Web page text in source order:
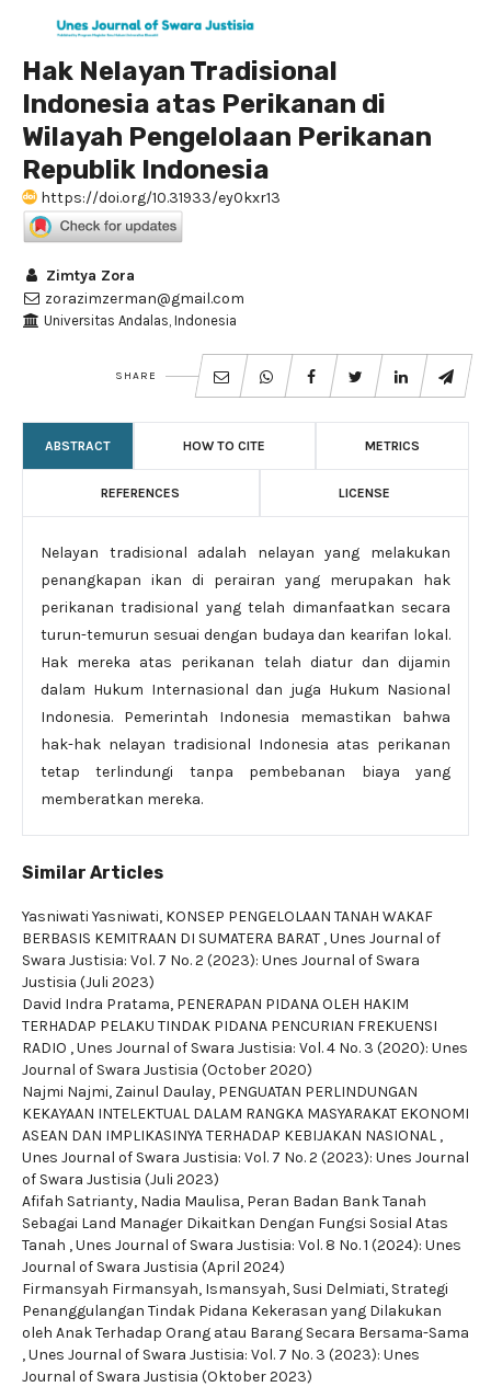
Hak Nelayan Tradisional
Indonesia atas Perikanan di
Wilayah Pengelolaan Perikanan
Republik Indonesia
https://doi.org/10.31933/ey0kxr13
Zimtya Zora
zorazimzerman@gmail.com
Universitas Andalas, Indonesia
SHARE
ABSTRACT HOW TO CITE METRICS
REFERENCES LICENSE
Nelayan tradisional adalah nelayan yang melakukan
penangkapan ikan di perairan yang merupakan hak
perikanan tradisional yang telah dimanfaatkan secara
turun-temurun sesuai dengan budaya dan kearifan lokal.
Hak mereka atas perikanan telah diatur dan dijamin
dalam Hukum Internasional dan juga Hukum Nasional
Indonesia. Pemerintah Indonesia memastikan bahwa
hak-hak nelayan tradisional Indonesia atas perikanan
tetap terlindungi tanpa pembebanan biaya yang
memberatkan mereka.
Similar Articles
Yasniwati Yasniwati, KONSEP PENGELOLAAN TANAH WAKAF
BERBASIS KEMITRAAN DI SUMATERA BARAT ,Unes Journal of
Swara Justisia: Vol. 7 No. 2 (2023): Unes Journal of Swara
Justisia (Juli 2023)
David Indra Pratama, PENERAPAN PIDANA OLEH HAKIM
TERHADAP PELAKU TINDAK PIDANA PENCURIAN FREKUENSI
RADIO ,Unes Journal of Swara Justisia: Vol. 4 No. 3 (2020): Unes
Journal of Swara Justisia (October 2020)
Najmi Najmi, Zainul Daulay, PENGUATAN PERLINDUNGAN
KEKAYAAN INTELEKTUAL DALAM RANGKA MASYARAKAT EKONOMI
ASEAN DAN IMPLIKASINYA TERHADAP KEBIJAKAN NASIONAL ,
Unes Journal of Swara Justisia: Vol. 7 No. 2 (2023): Unes Journal
of Swara Justisia (Juli 2023)
Afifah Satrianty, Nadia Maulisa, Peran Badan Bank Tanah
Sebagai Land Manager Dikaitkan Dengan Fungsi Sosial Atas
Tanah ,Unes Journal of Swara Justisia: Vol. 8 No. 1 (2024): Unes
Journal of Swara Justisia (April 2024)
Firmansyah Firmansyah, Ismansyah, Susi Delmiati, Strategi
Penanggulangan Tindak Pidana Kekerasan yang Dilakukan
oleh Anak Terhadap Orang atau Barang Secara Bersama-Sama
,Unes Journal of Swara Justisia: Vol. 7 No. 3 (2023): Unes
Journal of Swara Justisia (Oktober 2023)